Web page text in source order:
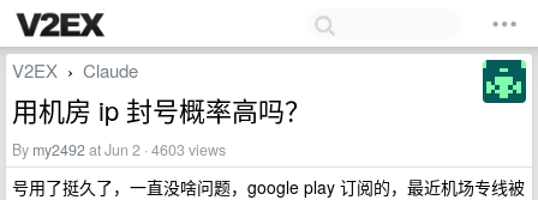
V2EX › Claude
用机房 ip 封号概率高吗？
By my2492at Jun 2 · 4603 views
号用了挺久了，一直没啥问题，google play 订阅的，最近机场专线被